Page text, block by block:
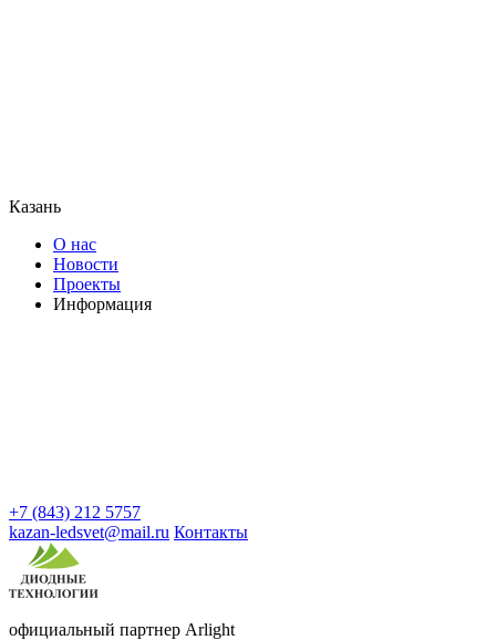
Казань
О нас
Новости
Проекты
Информация
+7 (843) 212 5757
kazan-ledsvet@mail.ru Контакты
официальный партнер Arlight